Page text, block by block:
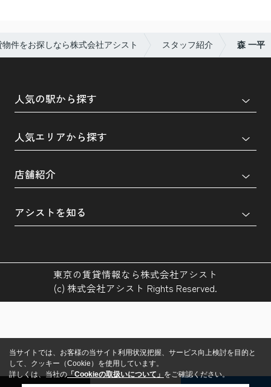
件をお探しなら株式会社アシスト スタッフ紹介 森 一平
人気の駅から探す
人気エリアから探す
店舗紹介
アシストを知る
東京の賃貸情報なら株式会社アシスト
(c) 株式会社アシスト Rights Reserved.
当サイトでは、お客様の当サイト利用状況把握、サービス向上検討を目的と
して、クッキー（Cookie）を使用しています。
詳しくは、当社の 「Cookieの取扱いについて」 をご確認ください。